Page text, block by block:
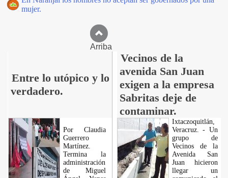
mujer.
Arriba
Entre lo utópico y lo
verdadero.
Vecinos de la
avenida San Juan
exigen a la empresa
Sabritas deje de
contaminar.
Por Claudia
Guerrero
Martínez.
Termina la
administración
de Miguel
Ixtaczoquitlán,
Veracruz. - Un
grupo de
Vecinos de la
Avenida San
Juan hicieron
llegar un